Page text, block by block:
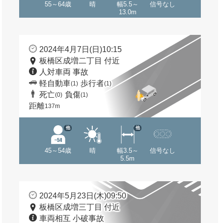
55～64歳 晴
幅5.5～
13.0m
信号なし
2024年4月7日(日)10:15
板橋区成増二丁目 付近
人対車両 事故
軽自動車(1) 歩行者(1)
死亡(0) 負傷(1)
距離137m
45～54歳
他
晴
幅3.5～
5.5m
他
信号なし
2024年5月23日(木)09:50
板橋区成増三丁目 付近
車両相互 小破事故